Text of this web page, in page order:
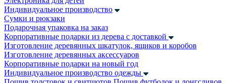
Индивидуальное производство
Сумки и рюкзаки
Подарочная упаковка на заказ
Корпоративные подарки из дерева с доставкой
Изготовление деревянных шкатулок, ящиков и коробов
Изготовление деревянных аксессуаров
Корпоративные подарки на новый год
Индивидуальное производство одежды